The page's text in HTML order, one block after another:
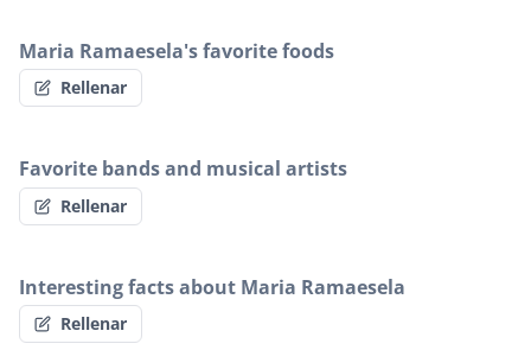
Maria Ramaesela's favorite foods
Rellenar
Favorite bands and musical artists
Rellenar
Interesting facts about Maria Ramaesela
Rellenar